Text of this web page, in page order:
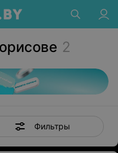
2
Фильтры